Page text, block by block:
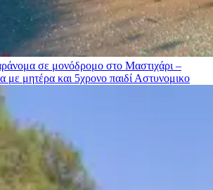
σε μονόδρομο στο Μαστιχάρι –
με μητέρα και 5χρονο παιδί Αστυνομικο